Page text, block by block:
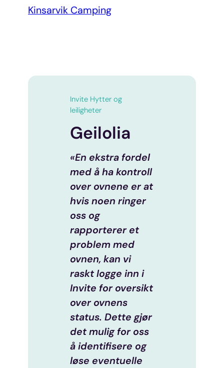
Kinsarvik Camping
Invite Hytter og
leiligheter
Geilolia
«En ekstra fordel
med å ha kontroll
over ovnene er at
hvis noen ringer
oss og
rapporterer et
problem med
ovnen, kan vi
raskt logge inn i
Invite for oversikt
over ovnens
status. Dette gjør
det mulig for oss
å identifisere og
løse eventuelle